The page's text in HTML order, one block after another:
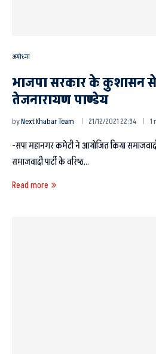
अयोध्या
भाजपा सरकार के कुशासन से
तेजनारायण पाण्डेय
byNext Khabar Team 21/12/2021 22:34 1
-सपा महानगर कमेटी ने आयोजित किया
समाजवादी पार्टी के वरिष्ठ…
Read more